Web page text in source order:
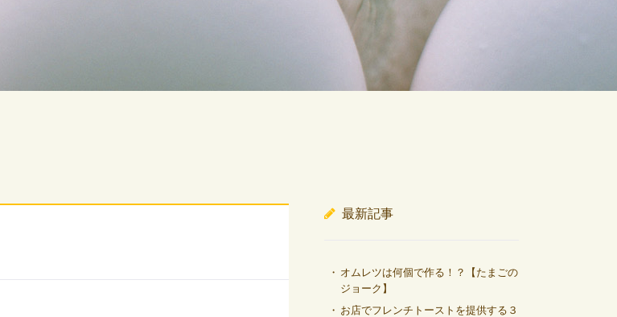
最新記事
オムレツは何個で作る！？【たまごの
ジョーク】
お店でフレンチトーストを提供する３